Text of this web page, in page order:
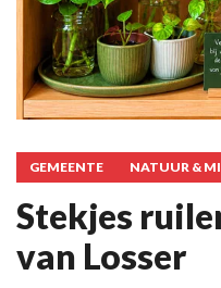
GEMEENTE NATUUR &
Stekjes
van Losser